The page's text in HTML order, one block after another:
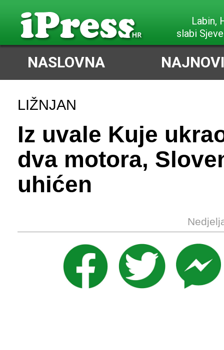
Labin,
slabi
NASLOVNA
LIŽNJAN
Iz uvale Kuje
dva motora,
uhićen